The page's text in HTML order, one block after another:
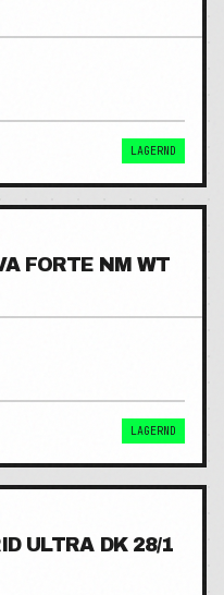
LAGERND
FORTE NM WT
LAGERND
ULTRA DK 28/1